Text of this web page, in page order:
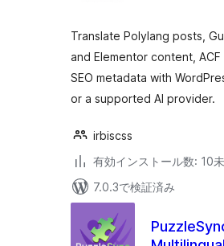
Translate Polylang posts,
and Elementor content,
SEO metadata with
or a supported AI provider.
irbiscss
有効インストール数: 10
7.0.3で検証済み